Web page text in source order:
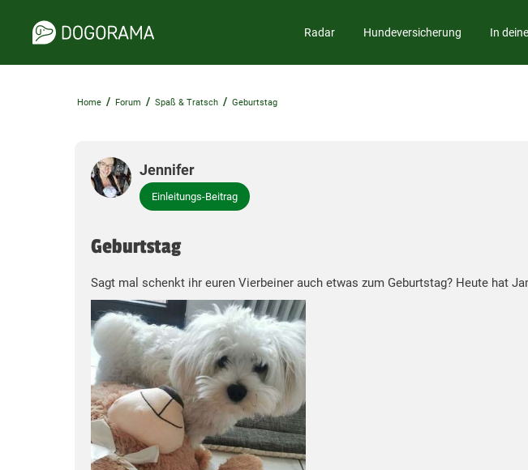
Radar Hundeversicherung In
Home / Forum / Spaß & Tratsch / Geburtstag
Jennifer
Einleitungs-Beitrag
Geburtstag
Sagt mal schenkt ihr euren Vierbeiner auch etwas zum Geburtstag? Heute hat